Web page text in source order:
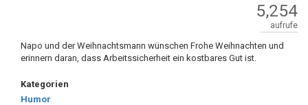
5,254
aufrufe
Napo und der Weihnachtsmann wünschen Frohe Weihnachten und
erinnern daran, dass Arbeitssicherheit ein kostbares Gut ist.
Kategorien
Humor